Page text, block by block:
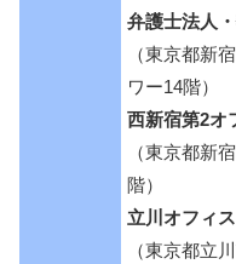
弁護士法人
（東京都新
ワー14階）
西新宿第2オ
（東京都新
階）
立川オフィス
（東京都立